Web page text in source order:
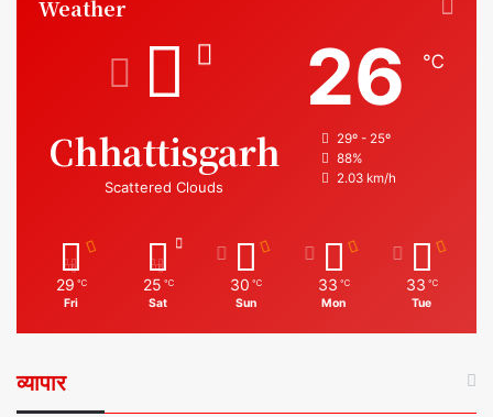
Weather
Chhattisgarh
Scattered Clouds
26 ℃
29º - 25º
88%
2.03 km/h
29 ℃
Fri
25 ℃
Sat
30 ℃
Sun
33 ℃
Mon
33 ℃
Tue
व्यापार